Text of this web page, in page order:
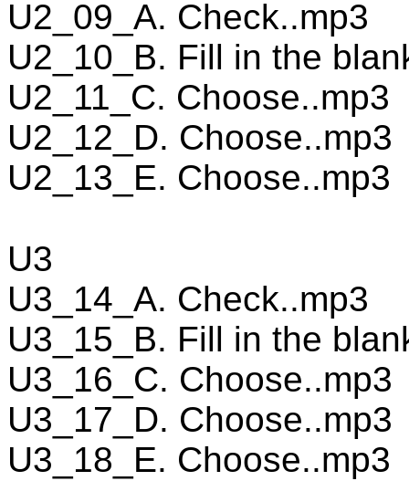
U2_09_A. Check..mp3
U2_10_B. Fill in the
U2_11_C. Choose..mp3
U2_12_D. Choose..mp3
U2_13_E. Choose..mp3
U3
U3_14_A. Check..mp3
U3_15_B. Fill in the
U3_16_C. Choose..mp3
U3_17_D. Choose..mp3
U3_18_E. Choose..mp3